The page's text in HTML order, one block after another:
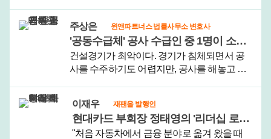
한국 증시가 이제는 달라질 것이라는 기대
를 품고 시장에 들어왔다.그러나 그 기..
주상은 윈앤파트너스 법률사무소 변호사
'공동수급체' 공사 수급인 중 1명이 소송 진행 거부할 때
건설경기가 최악이다. 경기가 침체되면서 공
사를 수주하기도 어렵지만, 공사를 해놓고 미
영하고 있는데, 친구 박진철(가명)씨와 함께 공
동수급체로 재건축조합과..
이재우 재팬올 발행인
현대카드 부회장 정태영의 '리더십 로맨스'와 시스템 야구
"처음 자동차에서 금융 분야로 옮겨 왔을 때